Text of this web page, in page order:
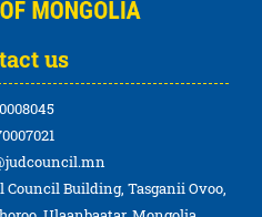
us
Building, Tasganii Ovoo,